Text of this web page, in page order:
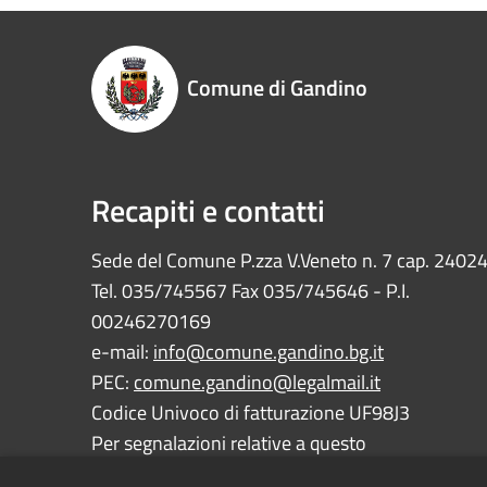
Comune di Gandino
Recapiti e contatti
Sede del Comune P.zza V.Veneto n. 7 cap. 24024
Tel. 035/745567 Fax 035/745646 - P.I.
00246270169
e-mail: info@comune.gandino.bg.it
PEC: comune.gandino@legalmail.it
Codice Univoco di fatturazione UF98J3
Per segnalazioni relative a questo